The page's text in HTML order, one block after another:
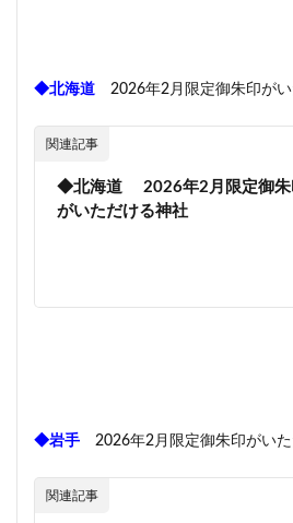
◆北海道 2026年2月限定御朱印がい
関連記事
◆北海道 2026年2月限定御朱
がいただける神社
◆岩手 2026年2月限定御朱印がいた
関連記事